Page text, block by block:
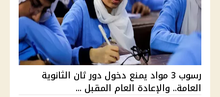
رسوب 3 مواد يمنع دخول دور ثان الثانوية
العامة.. والإعادة العام المقبل ...